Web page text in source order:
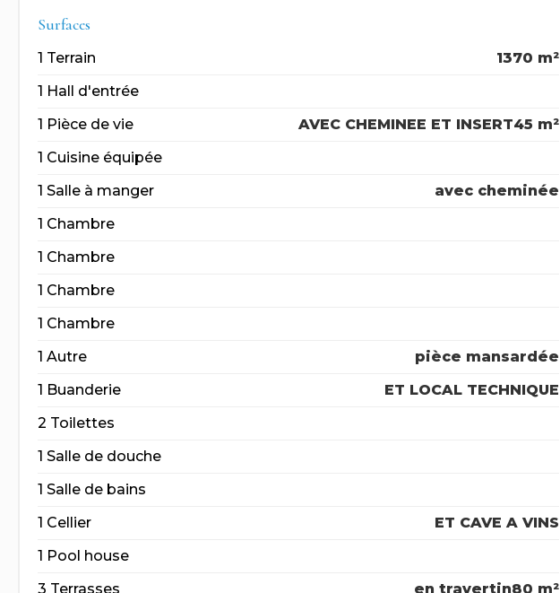
Surfaces
1 Terrain
1370 m²
1 Hall d'entrée
1 Pièce de vie
45 m²
AVEC CHEMINEE ET INSERT
1 Cuisine équipée
1 Salle à manger
avec cheminée
1 Chambre
1 Chambre
1 Chambre
1 Chambre
1 Autre
pièce mansardée
1 Buanderie
ET LOCAL TECHNIQUE
2 Toilettes
1 Salle de douche
1 Salle de bains
1 Cellier
ET CAVE A VINS
1 Pool house
3 Terrasses
80 m²
en travertin